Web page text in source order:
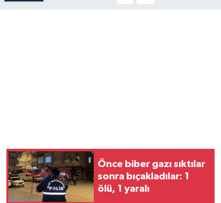
Önce biber gazı sıktılar
sonra bıçakladılar: 1
ölü, 1 yaralı